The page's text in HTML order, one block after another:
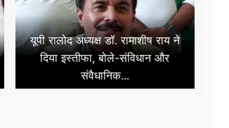
यूपी रालोद अध्यक्ष डॉ. रामाशीष राय ने
दिया इस्तीफा, बोले-संविधान और
संवैधानिक...